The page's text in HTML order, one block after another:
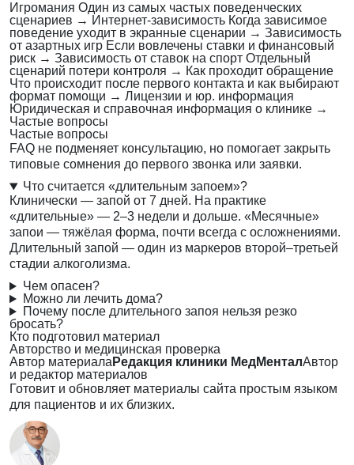
Игромания Один из самых частых поведенческих
сценариев → Интернет-зависимость Когда зависимое
поведение уходит в экранные сценарии → Зависимость
от азартных игр Если вовлечены ставки и финансовый
риск → Зависимость от ставок на спорт Отдельный
сценарий потери контроля → Как проходит обращение
Что происходит после первого контакта и как выбирают
формат помощи → Лицензии и юр. информация
Юридическая и справочная информация о клинике →
Частые вопросы
Частые вопросы
FAQ не подменяет консультацию, но помогает закрыть
типовые сомнения до первого звонка или заявки.
Что считается «длительным запоем»?
Клинически — запой от 7 дней. На практике
«длительные» — 2–3 недели и дольше. «Месячные»
запои — тяжёлая форма, почти всегда с осложнениями.
Длительный запой — один из маркеров второй–третьей
стадии алкоголизма.
Чем опасен?
Можно ли лечить дома?
Почему после длительного запоя нельзя резко
бросать?
Кто подготовил материал
Авторство и медицинская проверка
Автор материала Редакция клиники МедМенталАвтор
и редактор материалов
Готовит и обновляет материалы сайта простым языком
для пациентов и их близких.